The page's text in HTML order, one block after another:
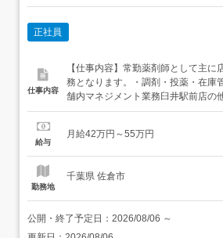
正社員
仕事内容
【仕事内容】常勤薬剤師として主に
務となります。・調剤・投薬・在庫
舗内マネジメント業務臼井駅前店の
にも行っていただくことがございま
す。 【経験・資格】<応募要件>・薬
給与
月給42万円～55万円
勤務地
千葉県 佐倉市
公開・終了予定日： 2026/08/06 ～